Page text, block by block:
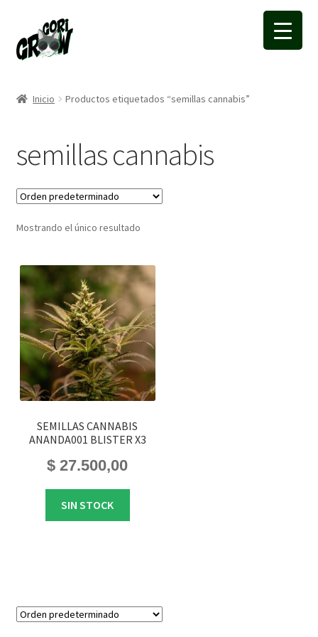
a
la
a
la
Inicio Productos etiquetados “semillas cannabis”
semillas cannabis
Mostrando el único resultado
SEMILLAS CANNABIS
ANANDA001 BLISTER X3
$ 27.500,00
SIN STOCK